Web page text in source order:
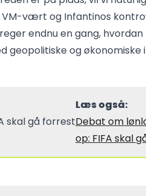
VM-vært og Infantinos
endnu en gang,
og økonomiske
Læs også:
Debat om
op: FIFA skal